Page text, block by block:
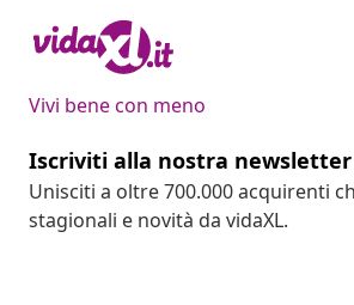
Vivi bene con meno
Iscriviti alla nostra newsletter
Unisciti a oltre 700.000 acquirenti
stagionali e novità da vidaXL.